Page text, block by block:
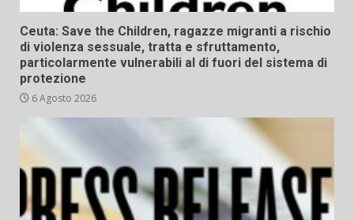
Ceuta: Save the Children, ragazze migranti a rischio
di violenza sessuale, tratta e sfruttamento,
particolarmente vulnerabili al di fuori del sistema di
protezione
6 Agosto 2026